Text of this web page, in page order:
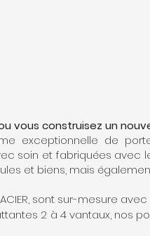
vous construisez un
exceptionnelle de
soin et fabriquées avec
et biens, mais
sont sur-mesure
2 à 4 vantaux, nos